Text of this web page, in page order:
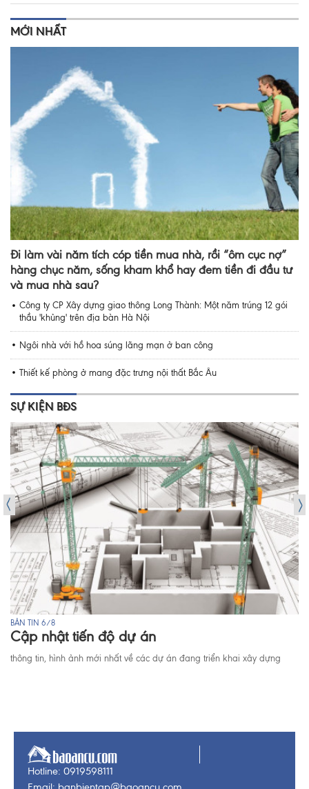
MỚI NHẤT
Đi làm vài năm tích cóp tiền mua nhà, rồi “ôm cục nợ”
hàng chục năm, sống kham khổ hay đem tiền đi đầu tư
và mua nhà sau?
Công ty CP Xây dựng giao thông Long Thành: Một năm trúng 12 gói
thầu 'khủng' trên địa bàn Hà Nội
Ngôi nhà với hồ hoa súng lãng mạn ở ban công
Thiết kế phòng ở mang đặc trưng nội thất Bắc Âu
SỰ KIỆN BĐS
BẢN TIN 6/8
Cập nhật tiến độ dự án
thông tin, hình ảnh mới nhất về các dự án đang triển khai xây dựng
Hotline: 0919598111